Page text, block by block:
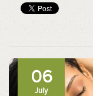
06
July